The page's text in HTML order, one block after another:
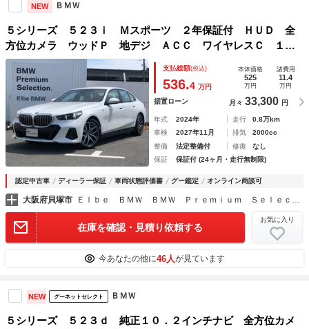
NEW ＢＭＷ
５シリーズ ５２３ｉ Ｍスポーツ ２年保証付 ＨＵＤ 全
方位カメラ ウッドＰ 地デジ ＡＣＣ ワイヤレスＣ １９
ＡＷ 電動シートＨ前後 電動トランク コンフォートＤＰＫ
Ｇ タッチナビ 弊社下取り車 禁煙車 認定中古車
支払総額(税込)
536.4 万円
本体価格
525
万円
諸費用
11.4
万円
据置ローン 月々 33,300 円
年式 2024年 走行
0.8万km
車検
2027年11月 排気
2000cc
整備
法定整備付 修復
なし
保証
保証付 (24ヶ月・走行無制限)
認定中古車 ディーラー保証 車両状態評価書 グー鑑定 オンライン商談可
大阪府貝塚市 Ｅｌｂｅ ＢＭＷ ＢＭＷ Ｐｒｅｍｉｕｍ Ｓｅｌｅｃｔｉｏｎ貝塚
在庫を確認・見積り依頼する
お気に入り
今あなたの他に46人が見ています
NEW グーネットセレクト ＢＭＷ
５シリーズ ５２３ｄ 純正１０．２インチナビ 全方位カメ